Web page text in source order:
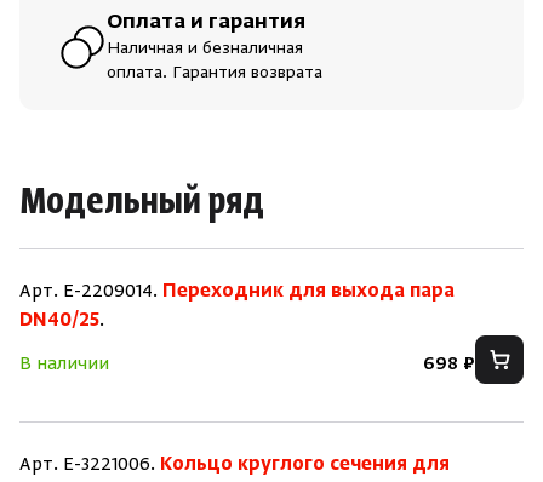
Оплата и гарантия
Наличная и безналичная
оплата. Гарантия возврата
Модельный ряд
Арт. E-2209014. Переходник для выхода пара
DN40/25.
В наличии
698 ₽
Арт. E-3221006. Кольцо круглого сечения для